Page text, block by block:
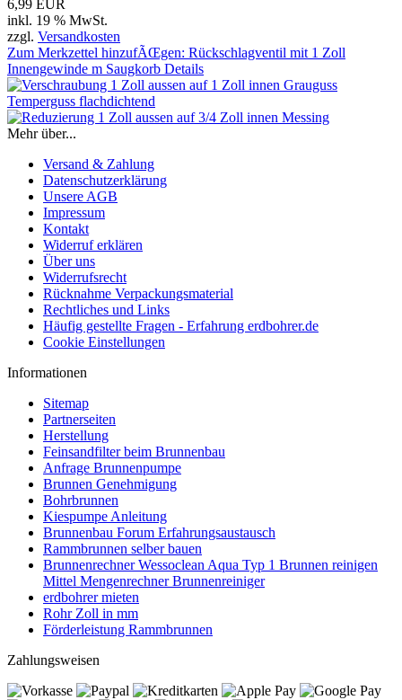
6,99 EUR
inkl. 19 % MwSt.
zzgl. Versandkosten
Zum Merkzettel hinzufÃŒgen: Rückschlagventil mit 1 Zoll
Innengewinde m Saugkorb Details
Mehr über...
Versand & Zahlung
Datenschutzerklärung
Unsere AGB
Impressum
Kontakt
Widerruf erklären
Über uns
Widerrufsrecht
Rücknahme Verpackungsmaterial
Rechtliches und Links
Häufig gestellte Fragen - Erfahrung erdbohrer.de
Cookie Einstellungen
Informationen
Sitemap
Partnerseiten
Herstellung
Feinsandfilter beim Brunnenbau
Anfrage Brunnenpumpe
Brunnen Genehmigung
Bohrbrunnen
Kiespumpe Anleitung
Brunnenbau Forum Erfahrungsaustausch
Rammbrunnen selber bauen
Brunnenrechner Wessoclean Aqua Typ 1 Brunnen reinigen
Mittel Mengenrechner Brunnenreiniger
erdbohrer mieten
Rohr Zoll in mm
Förderleistung Rammbrunnen
Zahlungsweisen